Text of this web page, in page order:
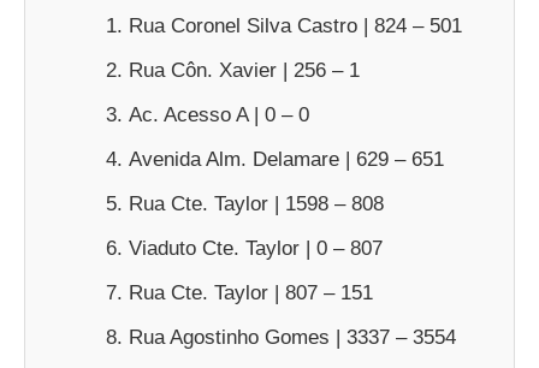
Rua Coronel Silva Castro | 824 – 501
Rua Côn. Xavier | 256 – 1
Ac. Acesso A | 0 – 0
Avenida Alm. Delamare | 629 – 651
Rua Cte. Taylor | 1598 – 808
Viaduto Cte. Taylor | 0 – 807
Rua Cte. Taylor | 807 – 151
Rua Agostinho Gomes | 3337 – 3554